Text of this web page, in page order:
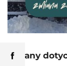
Zmiany